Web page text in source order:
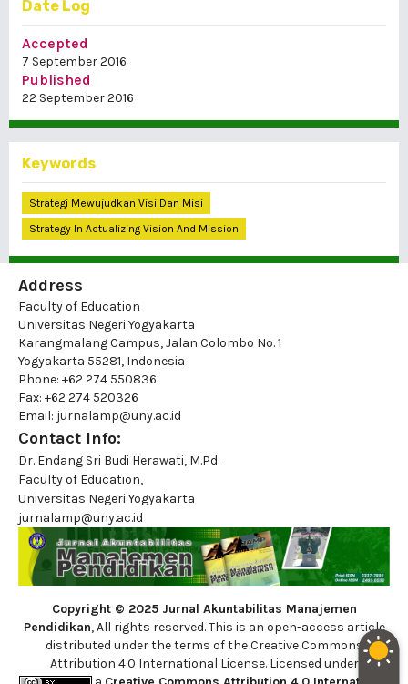
Date Log
Accepted
7 September 2016
Published
22 September 2016
Keywords
Strategi Mewujudkan Visi Dan Misi
Strategy In Actualizing Vision And Mission
Address
Faculty of Education
Universitas Negeri Yogyakarta
Karangmalang Campus, Jalan Colombo No. 1
Yogyakarta 55281, Indonesia
Phone: +62 274 550836
Fax: +62 274 520326
Email: jurnalamp@uny.ac.id
Contact Info:
Dr. Endang Sri Budi Herawati, M.Pd.
Faculty of Education,
Universitas Negeri Yogyakarta
jurnalamp@uny.ac.id
Copyright © 2025 Jurnal Akuntabilitas Manajemen
Pendidikan, All rights reserved. This is an open-access article
distributed under the terms of the Creative Commons
Attribution 4.0 International License. Licensed under